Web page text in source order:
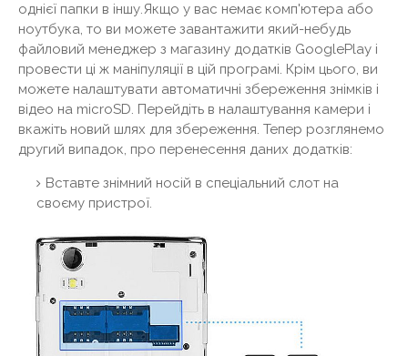
однієї папки в іншу.Якщо у вас немає комп'ютера або
ноутбука, то ви можете завантажити який-небудь
файловий менеджер з магазину додатків GooglePlay і
провести ці ж маніпуляції в цій програмі. Крім цього, ви
можете налаштувати автоматичні збереження знімків і
відео на microSD. Перейдіть в налаштування камери і
вкажіть новий шлях для збереження. Тепер розглянемо
другий випадок, про перенесення даних додатків:
Вставте знімний носій в спеціальний слот на
своєму пристрої.